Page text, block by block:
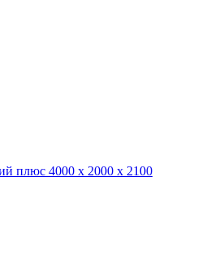
плюс 4000 х 2000 х 2100